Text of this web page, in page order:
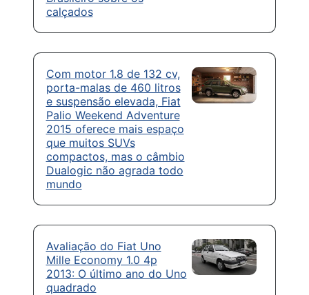
calçados
Com motor 1.8 de 132 cv,
porta-malas de 460 litros
e suspensão elevada, Fiat
Palio Weekend Adventure
2015 oferece mais espaço
que muitos SUVs
compactos, mas o câmbio
Dualogic não agrada todo
mundo
Avaliação do Fiat Uno
Mille Economy 1.0 4p
2013: O último ano do Uno
quadrado